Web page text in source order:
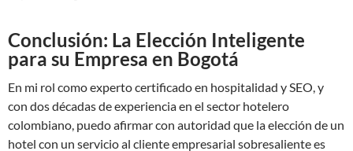
Conclusión: La Elección Inteligente
para su Empresa en Bogotá
En mi rol como experto certificado en hospitalidad y SEO, y
con dos décadas de experiencia en el sector hotelero
colombiano, puedo afirmar con autoridad que la elección de un
hotel con un servicio al cliente empresarial sobresaliente es